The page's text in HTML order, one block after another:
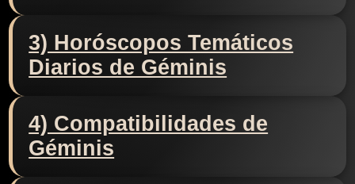
3) Horóscopos Temáticos
Diarios de Géminis
4) Compatibilidades de
Géminis